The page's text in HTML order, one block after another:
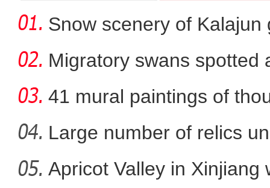
新疆昭苏县：夏塔景区云
Snow scenery of Kalajun
Migratory swans spotted
41 mural paintings of
grotto
Large number of relics
Apricot Valley in Xinjiang